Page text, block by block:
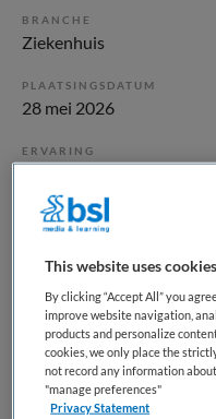
BRANCHE
Ziekenhuis
PLAATSINGSDATUM
28 mei 2026
ERVARING
Deze vacature
St. Antonius Ziekenhuis
staan enkele
interessant zijn.
This website uses cookies
By clicking “Accept All” you
improve website navigation,
products and personalize
cookies, we only place the
not record any information
"manage preferences"
Privacy Statement